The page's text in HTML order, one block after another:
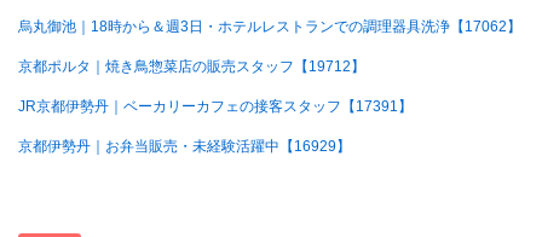
烏丸御池｜18時から＆週3日・ホテルレストランでの調理器具洗浄【17062】
京都ポルタ｜焼き鳥惣菜店の販売スタッフ【19712】
JR京都伊勢丹｜ベーカリーカフェの接客スタッフ【17391】
京都伊勢丹｜お弁当販売・未経験活躍中【16929】